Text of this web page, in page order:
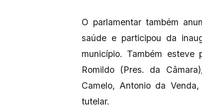
O parlamentar também
saúde e participou da
município. Também esteve
Romildo (Pres. da
Camelo, Antonio da
tutelar.